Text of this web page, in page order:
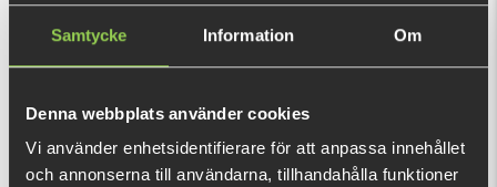
Samtycke Information Om
Denna webbplats använder cookies
Vi använder enhetsidentifierare för att anpassa innehållet
och annonserna till användarna, tillhandahålla funktioner
nu!
Vad är detta?
Made from top quality PE fibres, we have worked on the
density of this braid to get a perfectly round profile. This